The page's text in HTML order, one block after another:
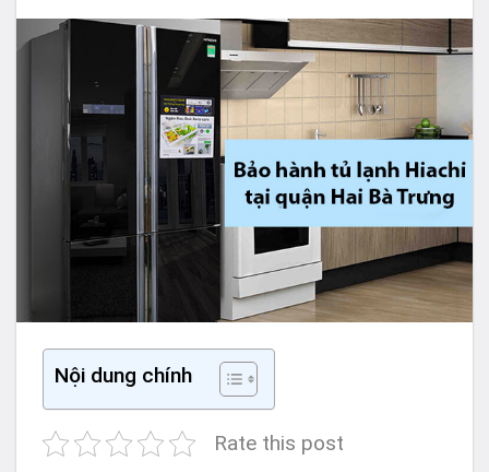
Nội dung chính
Rate this post